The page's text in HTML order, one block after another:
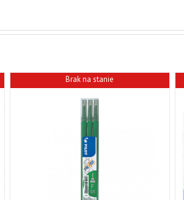
Brak na stanie